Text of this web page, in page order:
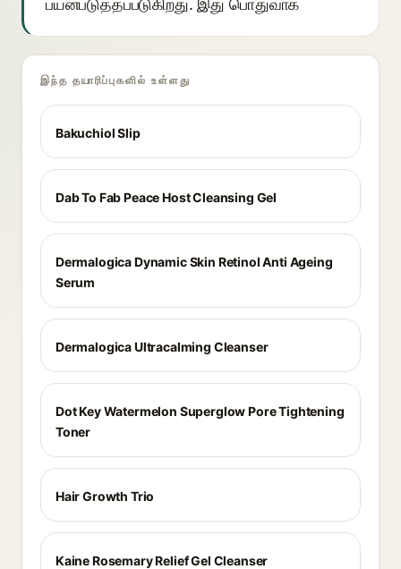
பயன்படுத்தப்படுகிறது. இது பொதுவாக
இந்த தயாரிப்புகளில் உள்ளது
Bakuchiol Slip
Dab To Fab Peace Host Cleansing Gel
Dermalogica Dynamic Skin Retinol Anti Ageing
Serum
Dermalogica Ultracalming Cleanser
Dot Key Watermelon Superglow Pore Tightening
Toner
Hair Growth Trio
Kaine Rosemary Relief Gel Cleanser